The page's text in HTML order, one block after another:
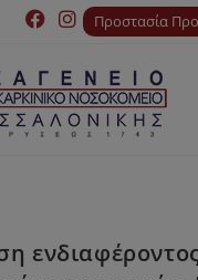
Προστασία